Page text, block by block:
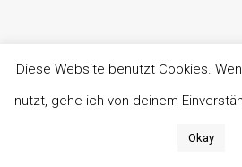
Diese Website benutzt Cookies.
nutzt, gehe ich von deinem
Okay